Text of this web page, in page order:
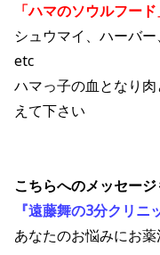
「ハマのソウルフード
シュウマイ、ハーバ
etc
ハマっ子の血となり
えて下さい
こちらへのメッセー
『遠藤舞の3分クリニ
あなたのお悩みにお